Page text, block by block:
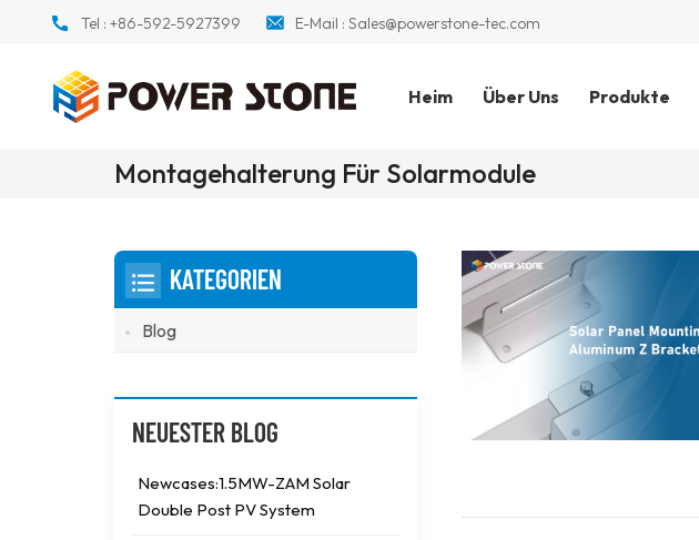
Tel :+86-592-5927399 E-Mail : Sales@powerstone-tec.com
Heim Über Uns Produkte
Montagehalterung Für Solarmodule
KATEGORIEN
Blog
NEUESTER BLOG
Newcases:1.5MW-ZAM Solar
Double Post PV System